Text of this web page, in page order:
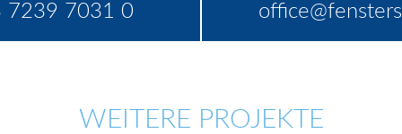
7239 7031 0
WEITERE PROJEKTE